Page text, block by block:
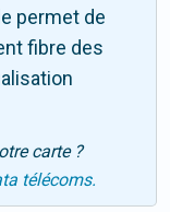
permet de
fibre des
carte ?
télécoms.